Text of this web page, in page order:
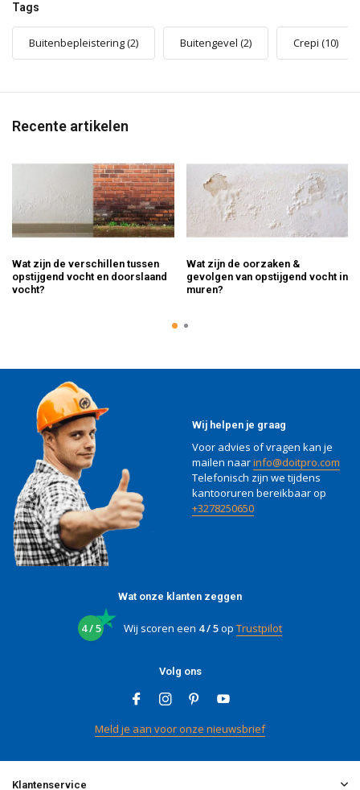
Tags
Buitenbepleistering(2) Buitengevel (2) Crepi (10)
Recente artikelen
Wat zijn de verschillen tussen
opstijgend vocht en doorslaand
vocht?
Wat zijn de oorzaken &
gevolgen van opstijgend vocht in
muren?
Wij helpen je graag
Voor advies of vragen kan je
mailen naarinfo@doitpro.com
Telefonisch zijn we tijdens
kantooruren bereikbaar op
+3278250650
Wat onze klanten zeggen
4 / 5 Wij scoren een 4 / 5op Trustpilot
Volg ons
Meld je aan voor onze nieuwsbrief
Klantenservice